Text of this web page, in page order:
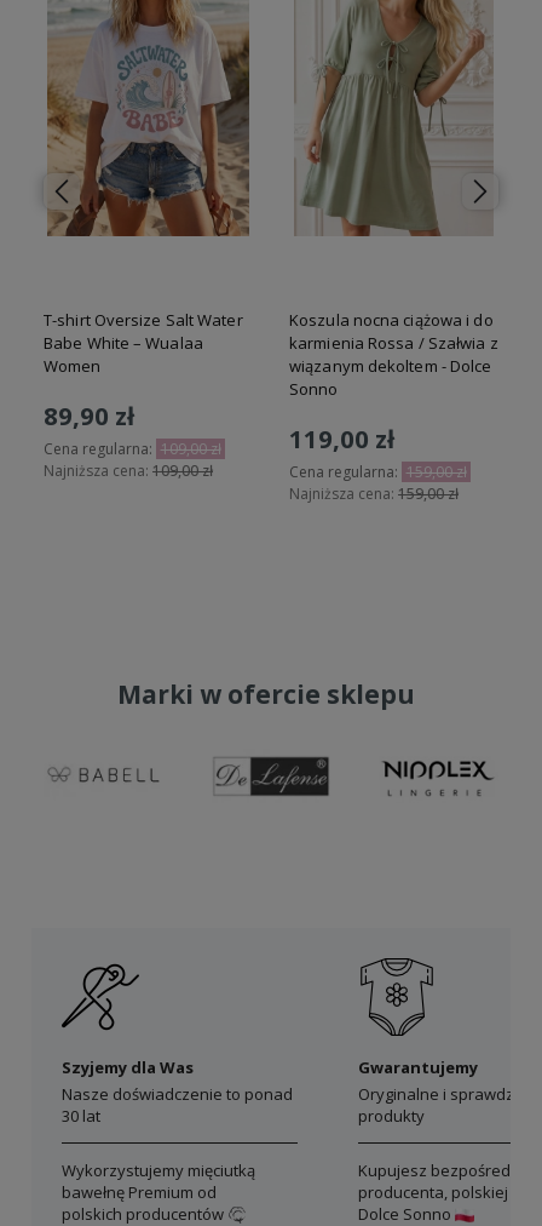
T-shirt Oversize Salt Water
Babe White – Wualaa
Women
89,90 zł
Cena regularna: 109,00 zł
Najniższa cena: 109,00 zł
Koszula nocna ciążowa i do
karmienia Rossa / Szałwia z
wiązanym dekoltem - Dolce
Sonno
119,00 zł
Cena regularna: 159,00 zł
Najniższa cena: 159,00 zł
Marki w ofercie sklepu
Szyjemy dla Was
Nasze doświadczenie to ponad
30 lat
Wykorzystujemy mięciutką
bawełnę Premium od
polskich producentów
Gwarantujemy
Oryginalne i sprawdzone
produkty
Kupujesz bezpośrednio
producenta, polskiej
Dolce Sonno